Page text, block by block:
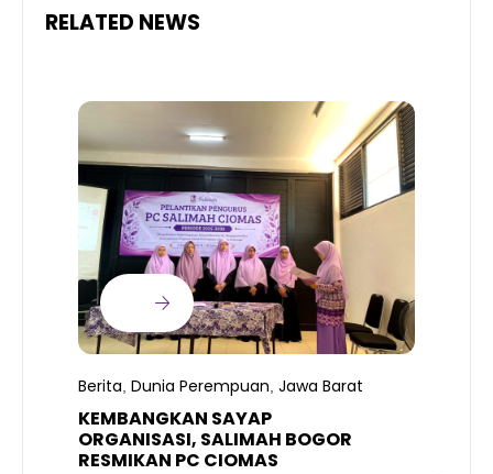
RELATED NEWS
Berita Dunia Perempuan Jawa Barat
KEMBANGKAN SAYAP
ORGANISASI, SALIMAH BOGOR
RESMIKAN PC CIOMAS